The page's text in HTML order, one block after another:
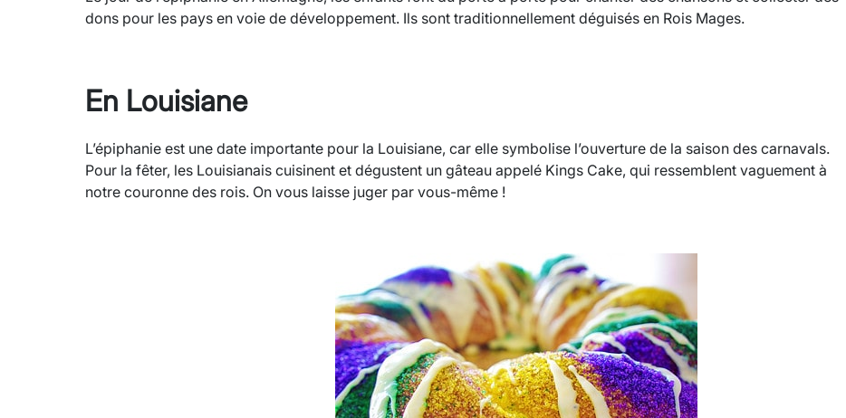
dons pour les pays en voie de développement. Ils sont traditionnellement déguisés en Rois Mages.
En Louisiane
L’épiphanie est une date importante pour la Louisiane, car elle symbolise l’ouverture de la saison des carnavals.
Pour la fêter, les Louisianais cuisinent et dégustent un gâteau appelé Kings Cake, qui ressemblent vaguement à
notre couronne des rois. On vous laisse juger par vous-même !